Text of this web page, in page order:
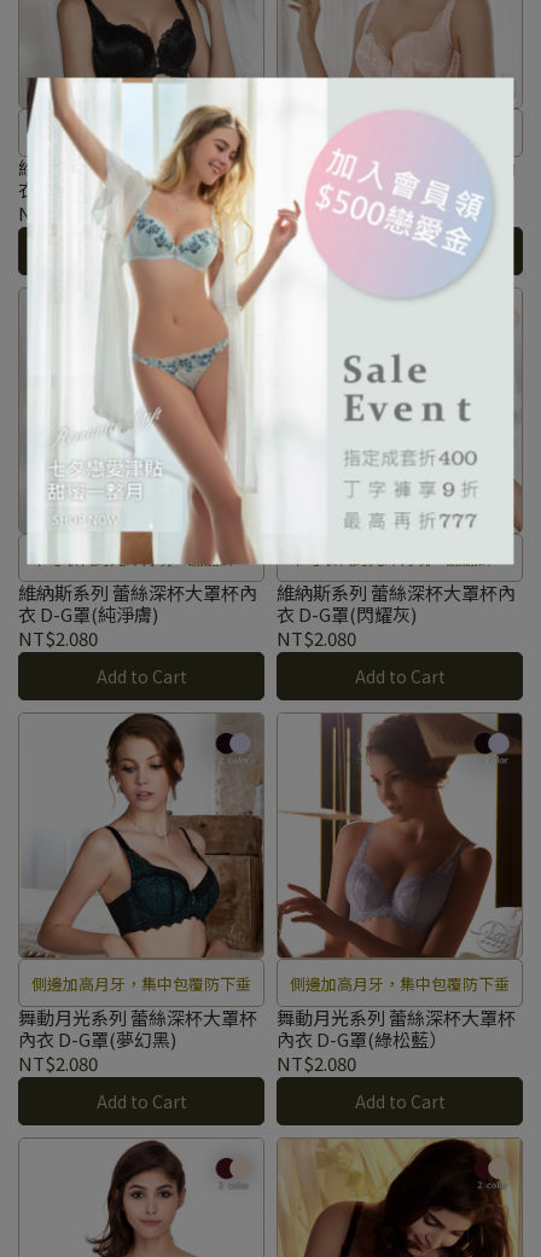
不可取代的光澤再現，翩翩醉倒
在每一寸細緻刻劃的女王風範。
維納斯系列 蕾絲深杯大罩杯內
衣 D-G罩（光澤黑）
NT$2.080
Add to Cart
不可取代的光澤再現，翩翩醉倒
在每一寸細緻刻劃的女王風範。
維納斯系列 蕾絲深杯大罩杯內
衣 D-G罩（螢亮粉）
NT$2.080
Add to Cart
不可取代的光澤再現，翩翩醉倒
在每一寸細緻刻劃的女王風範。
維納斯系列 蕾絲深杯大罩杯內
衣 D-G罩(純淨膚)
NT$2.080
Add to Cart
不可取代的光澤再現，翩翩醉倒
在每一寸細緻刻劃的女王風範。
維納斯系列 蕾絲深杯大罩杯內
衣 D-G罩(閃耀灰)
NT$2.080
Add to Cart
側邊加高月牙，集中包覆防下垂
舞動月光系列 蕾絲深杯大罩杯
內衣 D-G罩(夢幻黑)
NT$2.080
Add to Cart
側邊加高月牙，集中包覆防下垂
舞動月光系列 蕾絲深杯大罩杯
內衣 D-G罩(綠松藍）
NT$2.080
Add to Cart